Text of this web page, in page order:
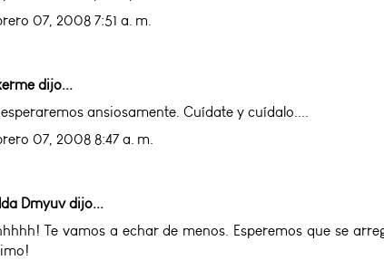
07, 2008 7:51 a. m.
dijo...
esperaremos ansiosamente. Cuídate y cuídalo....
07, 2008 8:47 a. m.
Dmyuvdijo...
Te vamos a echar de menos. Esperemos que se